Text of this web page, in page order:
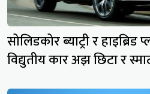
सोलिडकोर ब्याट्री र
विद्युतीय कार अझ छिटा र